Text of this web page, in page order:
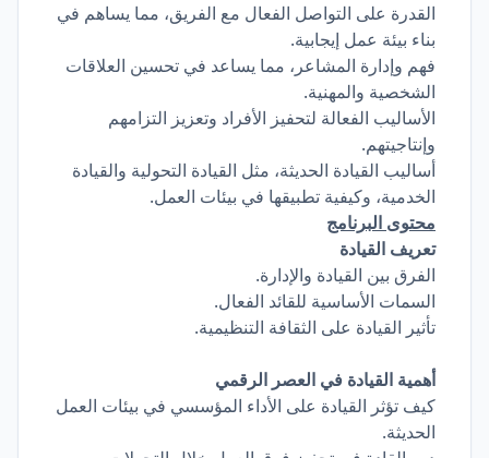
القدرة على التواصل الفعال مع الفريق، مما يساهم في
بناء بيئة عمل إيجابية.
فهم وإدارة المشاعر، مما يساعد في تحسين العلاقات
الشخصية والمهنية.
الأساليب الفعالة لتحفيز الأفراد وتعزيز التزامهم
وإنتاجيتهم.
أساليب القيادة الحديثة، مثل القيادة التحولية والقيادة
الخدمية، وكيفية تطبيقها في بيئات العمل.
محتوى البرنامج
تعريف القيادة
الفرق بين القيادة والإدارة.
السمات الأساسية للقائد الفعال.
تأثير القيادة على الثقافة التنظيمية.
أهمية القيادة في العصر الرقمي
كيف تؤثر القيادة على الأداء المؤسسي في بيئات العمل
الحديثة.